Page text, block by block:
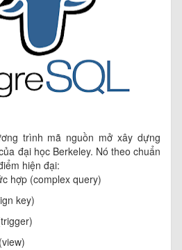
trình mã nguồn mở xây dựng
đại học Berkeley. Nó theo chuẩn
hiện đại:
hợp (complex query)
key)